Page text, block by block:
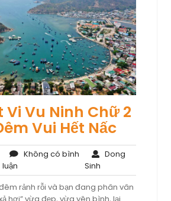
Vi Vu Ninh Chữ 2
Vui Hết Nấc
Không có bình
luậnKhông
có
bình
Dong
Sinh
Sinh
rảnh rỗi và bạn đang phân vân
hơi” vừa đẹp, vừa yên bình, lại